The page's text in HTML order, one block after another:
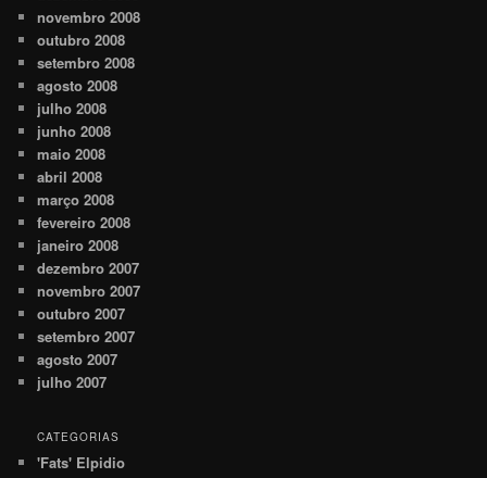
novembro 2008
outubro 2008
setembro 2008
agosto 2008
julho 2008
junho 2008
maio 2008
abril 2008
março 2008
fevereiro 2008
janeiro 2008
dezembro 2007
novembro 2007
outubro 2007
setembro 2007
agosto 2007
julho 2007
CATEGORIAS
'Fats' Elpidio